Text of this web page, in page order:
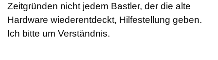
Zeitgründen nicht jedem Bastler, der die alte
Hardware wiederentdeckt, Hilfestellung geben.
Ich bitte um Verständnis.